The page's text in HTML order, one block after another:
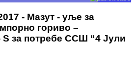
- Мазут - уље за
гориво –
S за потребе ССШ “4 Јули